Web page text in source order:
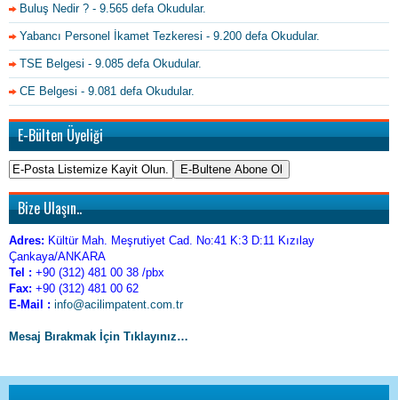
Buluş Nedir ? - 9.565 defa Okudular.
Yabancı Personel İkamet Tezkeresi - 9.200 defa Okudular.
TSE Belgesi - 9.085 defa Okudular.
CE Belgesi - 9.081 defa Okudular.
E-Bülten Üyeliği
Bize Ulaşın..
Adres: Kültür Mah. Meşrutiyet Cad. No:41 K:3 D:11 Kızılay
Çankaya/ANKARA
Tel : +90 (312) 481 00 38 /pbx
Fax: +90 (312) 481 00 62
E-Mail : info@acilimpatent.com.tr
Mesaj Bırakmak İçin Tıklayınız…